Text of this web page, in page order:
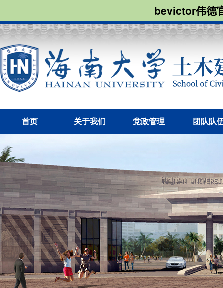
bevictor伟德
首页 关于我们 党政管理 团队队